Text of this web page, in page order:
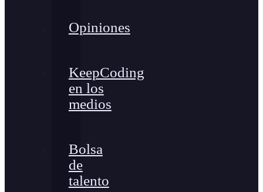
Opiniones
KeepCoding
en los
medios
Bolsa
de
talento